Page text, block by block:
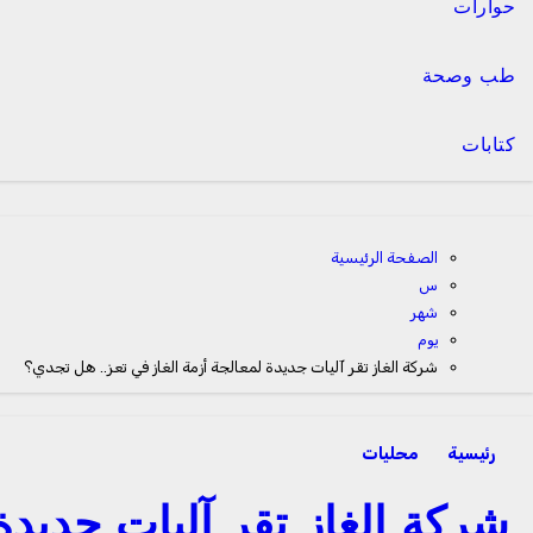
حوارات
طب وصحة
كتابات
الصفحة الرئيسية
س
شهر
يوم
شركة الغاز تقر آليات جديدة لمعالجة أزمة الغاز في تعز.. هل تجدي؟
رئيسية محليات